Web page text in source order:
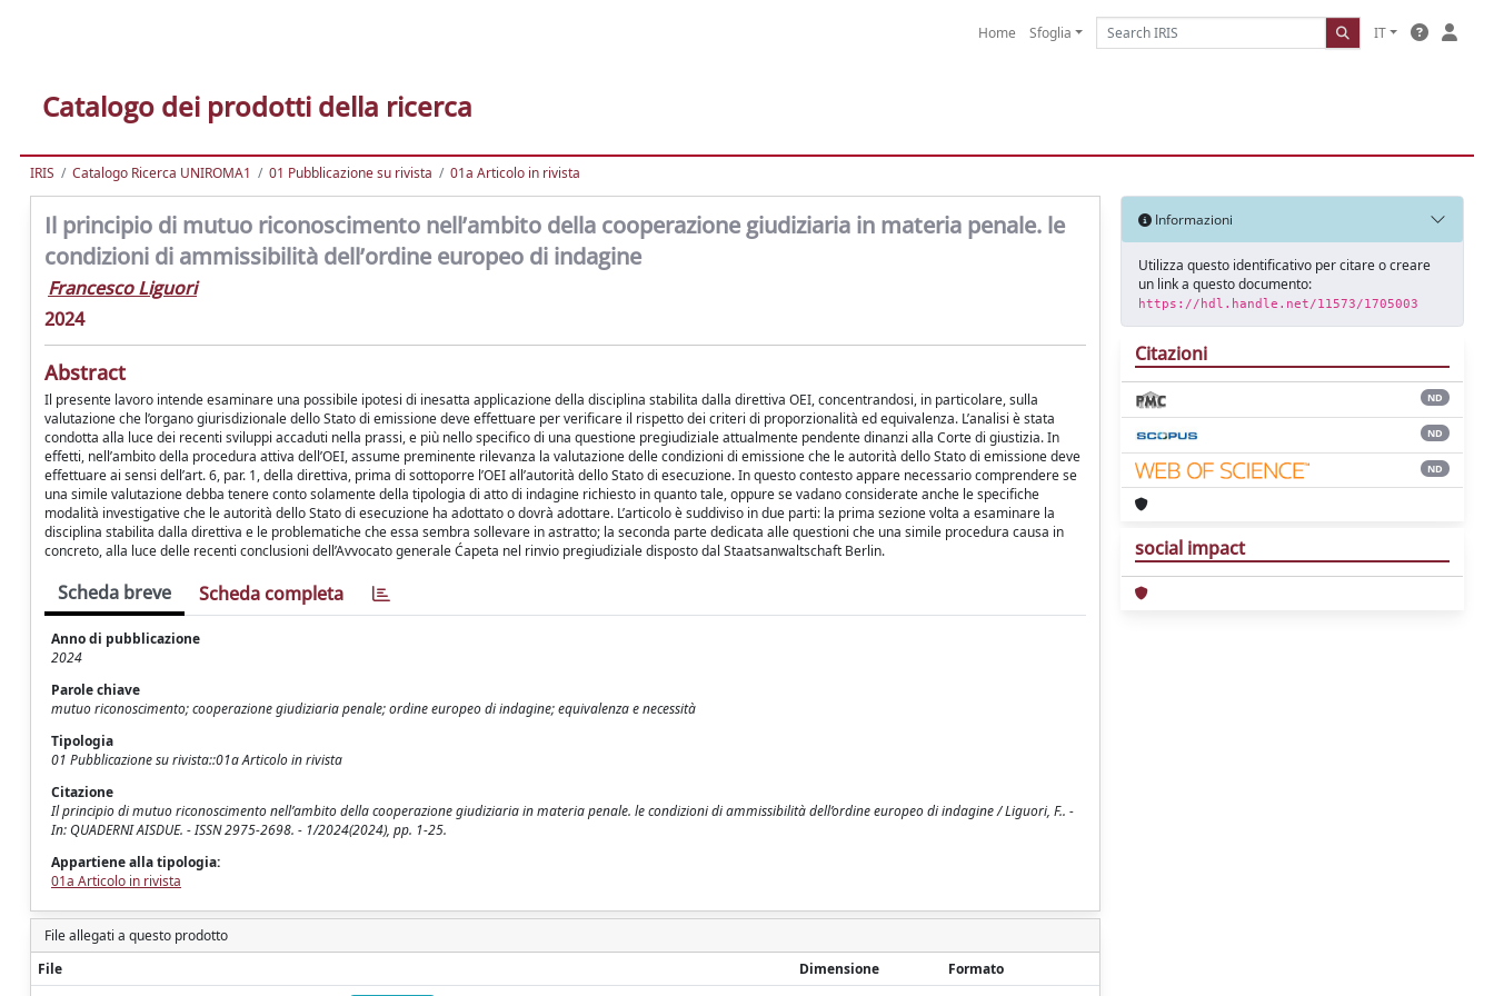
Home Sfoglia IT
Catalogo dei prodotti della ricerca
IRIS Catalogo Ricerca UNIROMA1 01 Pubblicazione su rivista 01a Articolo in rivista
Il principio di mutuo riconoscimento nell’ambito della cooperazione giudiziaria in materia penale. le
condizioni di ammissibilità dell’ordine europeo di indagine
Francesco Liguori
2024
Abstract
Il presente lavoro intende esaminare una possibile ipotesi di inesatta applicazione della disciplina stabilita dalla direttiva OEI, concentrandosi, in particolare, sulla
valutazione che l’organo giurisdizionale dello Stato di emissione deve effettuare per verificare il rispetto dei criteri di proporzionalità ed equivalenza. L’analisi è stata
condotta alla luce dei recenti sviluppi accaduti nella prassi, e più nello specifico di una questione pregiudiziale attualmente pendente dinanzi alla Corte di giustizia. In
effetti, nell’ambito della procedura attiva dell’OEI, assume preminente rilevanza la valutazione delle condizioni di emissione che le autorità dello Stato di emissione deve
effettuare ai sensi dell’art. 6, par. 1, della direttiva, prima di sottoporre l’OEI all’autorità dello Stato di esecuzione. In questo contesto appare necessario comprendere se
una simile valutazione debba tenere conto solamente della tipologia di atto di indagine richiesto in quanto tale, oppure se vadano considerate anche le specifiche
modalità investigative che le autorità dello Stato di esecuzione ha adottato o dovrà adottare. L’articolo è suddiviso in due parti: la prima sezione volta a esaminare la
disciplina stabilita dalla direttiva e le problematiche che essa sembra sollevare in astratto; la seconda parte dedicata alle questioni che una simile procedura causa in
concreto, alla luce delle recenti conclusioni dell’Avvocato generale Ćapeta nel rinvio pregiudiziale disposto dal Staatsanwaltschaft Berlin.
Scheda breve Scheda completa
Anno di pubblicazione
2024
Parole chiave
mutuo riconoscimento; cooperazione giudiziaria penale; ordine europeo di indagine; equivalenza e necessità
Tipologia
01 Pubblicazione su rivista::01a Articolo in rivista
Citazione
Il principio di mutuo riconoscimento nell’ambito della cooperazione giudiziaria in materia penale. le condizioni di ammissibilità dell’ordine europeo di indagine / Liguori, F.. -
In: QUADERNI AISDUE. - ISSN 2975-2698. - 1/2024(2024), pp. 1-25.
Appartiene alla tipologia:
01a Articolo in rivista
File allegati a questo prodotto
File
Dimensione
Formato
Informazioni
Utilizza questo identificativo per citare o creare
un link a questo documento:
https://hdl.handle.net/11573/1705003
Citazioni
ND
ND
ND
social impact